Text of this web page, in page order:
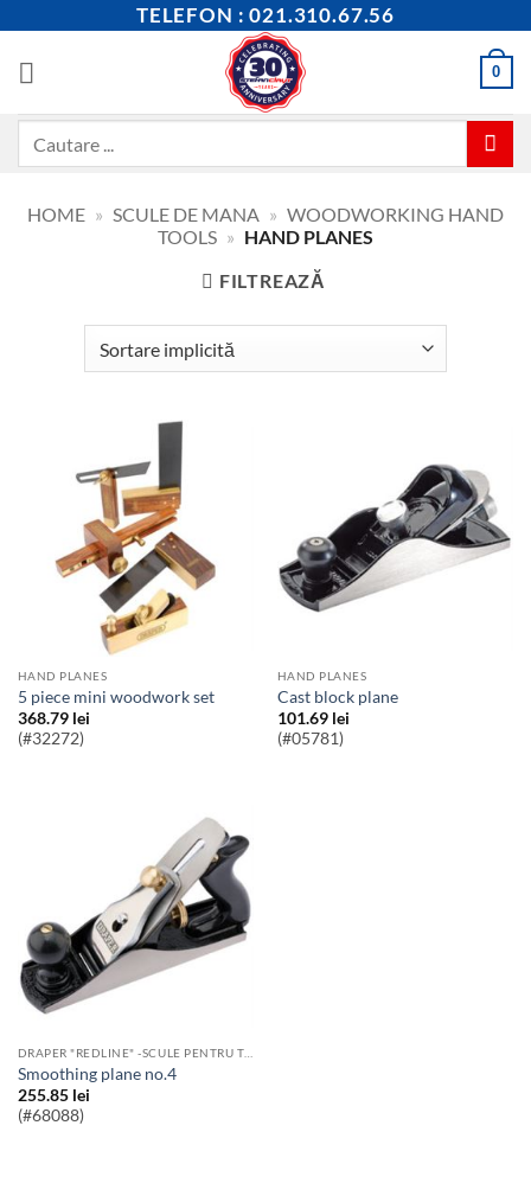
content
TELEFON : 021.310.67.56
0
HOME » SCULE DE MANA » WOODWORKING HAND
TOOLS » HAND PLANES
FILTREAZĂ
HAND PLANES
5 piece mini woodwork set
368.79 lei
(#32272)
HAND PLANES
Cast block plane
101.69 lei
(#05781)
DRAPER "REDLINE" -SCULE PENTRU TOATE BUZUNARELE
smoothing plane no.4
255.85 lei
(#68088)